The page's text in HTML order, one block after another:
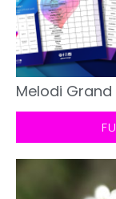
Melodi Grand